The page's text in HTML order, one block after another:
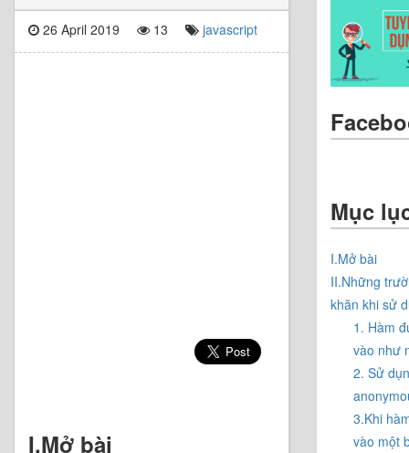
26 April 2019 13 javascript
I.Mở bài
Mục
I.Mở bài
II.Những
khăn khi sử
1. Hàm
vào như
2. Sử
3.Khi
vào một